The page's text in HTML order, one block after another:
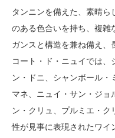
タンニンを備えた、素晴
のある色合いを持ち、複雑
ガンスと構造を兼ね備え、
コート・ド・ニュイでは
ン・ドニ、シャンボール・
マネ、ニュイ・サン・ジョ
ン・クリュ、プルミエ・
性が見事に表現されたワイ